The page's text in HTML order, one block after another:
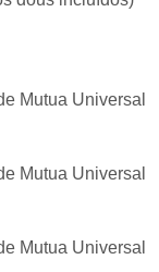
Mutua Universal
Mutua Universal
Mutua Universal